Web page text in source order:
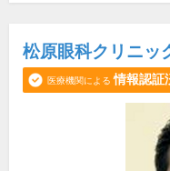
松原眼科クリニッ
医療機関による 情報認証